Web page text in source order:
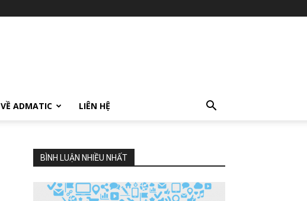
VỀ ADMATIC LIÊN HỆ
BÌNH LUẬN NHIỀU NHẤT